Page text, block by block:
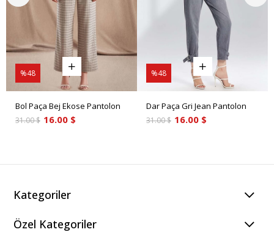
Bol Paça Bej Ekose Pantolon
16.00 $
31.00 $
%48
Dar Paça Gri Jean Pantolon
16.00 $
31.00 $
%48
Kategoriler
Özel Kategoriler